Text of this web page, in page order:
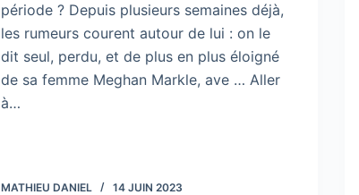
période ? Depuis plusieurs semaines déjà,
les rumeurs courent autour de lui : on le
dit seul, perdu, et de plus en plus éloigné
de sa femme Meghan Markle, ave … Aller
à…
MATHIEU DANIEL 14 JUIN 2023